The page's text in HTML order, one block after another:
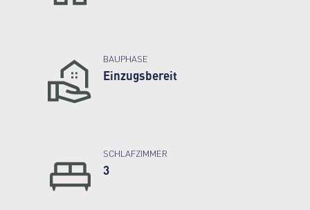
BAUPHASE
Einzugsbereit
SCHLAFZIMMER
3